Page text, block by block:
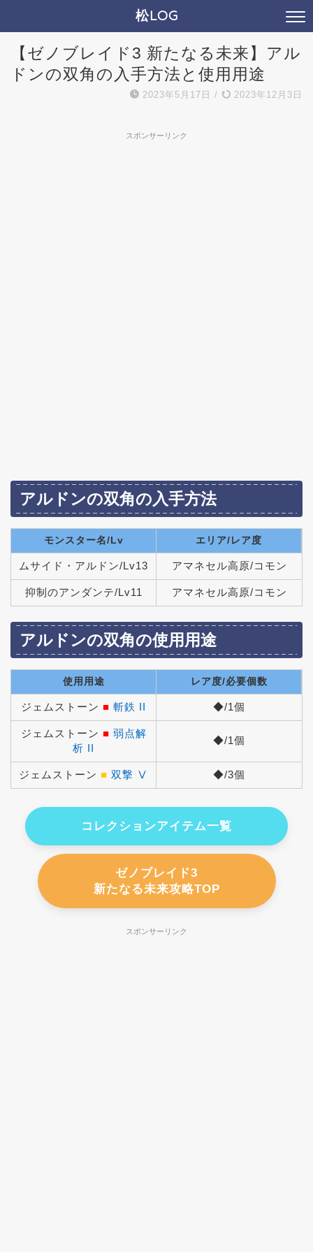
松LOG
【ゼノブレイド3 新たなる未来】アル
ドンの双角の入手方法と使用用途
2023年5月17日 / 2023年12月3日
スポンサーリンク
アルドンの双角の入手方法
モンスター名/Lv エリア/レア度
ムサイド・アルドン/Lv13 アマネセル高原/コモン
抑制のアンダンテ/Lv11 アマネセル高原/コモン
アルドンの双角の使用用途
使用用途 レア度/必要個数
ジェムストーン ■ 斬鉄 II ◆/1個
ジェムストーン ■ 弱点解
析 II
◆/1個
ジェムストーン ■ 双撃 Ⅴ ◆/3個
コレクションアイテム一覧
ゼノブレイド3
新たなる未来攻略TOP
スポンサーリンク